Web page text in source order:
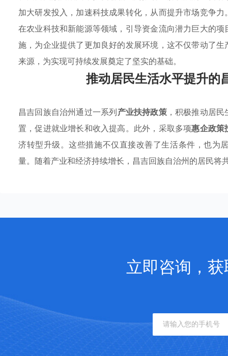
加大研发投入，加速科技成果转化，从而提升市场竞争
在农业科技和新能源等领域，引导资金流向潜力巨大的
施，为企业提供了更加良好的发展环境，这不仅带动了
来源，为实现可持续发展奠定了坚实的基础。
推动居民生活水平提升的
昌吉回族自治州通过一系列产业扶持政策，积极推动居民
置，促进就业增长和收入提高。此外，采取多项惠企政策
济转型升级。这些措施不仅直接改善了生活条件，也为
量。随着产业和经济持续增长，昌吉回族自治州的居民将
立即咨询，